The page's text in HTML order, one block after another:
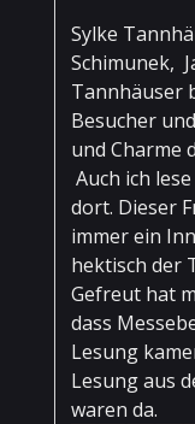
Sylke
Schimunek,
Tannhäuser
Besucher
und Charme
Auch ich
dort. Dieser
immer ein
hektisch der
Gefreut hat
dass
Lesung
Lesung aus
waren da.